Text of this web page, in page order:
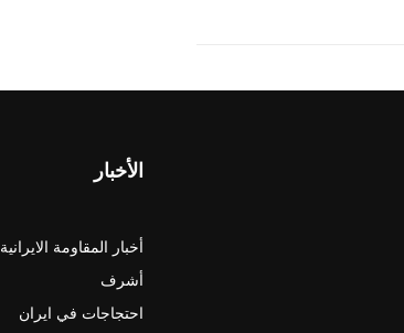
الأخبار
أخبار المقاومة الايرانية
أشرف
احتجاجات في ايران